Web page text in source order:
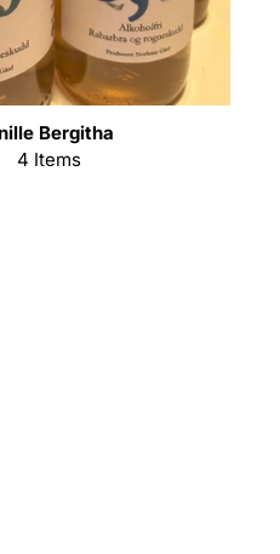
Bergitha
4 Items